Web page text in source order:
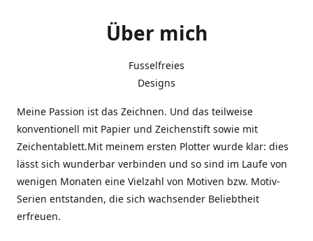
Über mich
Fusselfreies
Designs
Meine Passion ist das Zeichnen. Und das teilweise
konventionell mit Papier und Zeichenstift sowie mit
Zeichentablett.Mit meinem ersten Plotter wurde klar: dies
lässt sich wunderbar verbinden und so sind im Laufe von
wenigen Monaten eine Vielzahl von Motiven bzw. Motiv-
Serien entstanden, die sich wachsender Beliebtheit
erfreuen.